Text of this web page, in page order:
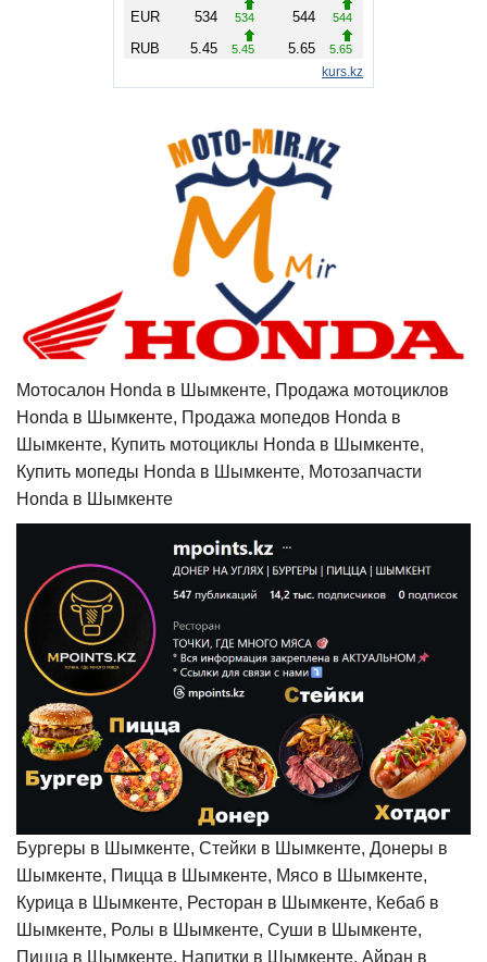
Мотосалон Honda в Шымкенте, Продажа мотоциклов
Honda в Шымкенте, Продажа мопедов Honda в
Шымкенте, Купить мотоциклы Honda в Шымкенте,
Купить мопеды Honda в Шымкенте, Мотозапчасти
Honda в Шымкенте
Бургеры в Шымкенте, Стейки в Шымкенте, Донеры в
Шымкенте, Пицца в Шымкенте, Мясо в Шымкенте,
Курица в Шымкенте, Ресторан в Шымкенте, Кебаб в
Шымкенте, Ролы в Шымкенте, Суши в Шымкенте,
Пицца в Шымкенте, Напитки в Шымкенте, Айран в